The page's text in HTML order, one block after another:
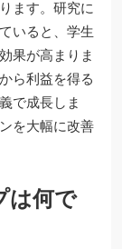
ます。研究に
いると、学生
果が高まりま
ら利益を得る
で成長しま
を大幅に改善
は何で